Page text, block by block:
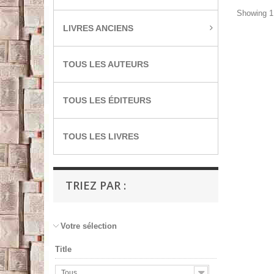
LIVRES ANCIENS
TOUS LES AUTEURS
TOUS LES ÉDITEURS
TOUS LES LIVRES
TRIEZ PAR :
Votre sélection
Title
Showing